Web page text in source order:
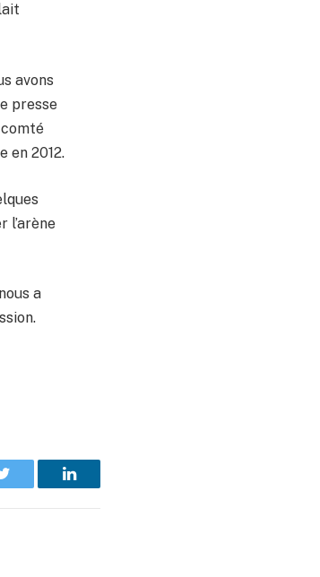
avons
presse
en 2012.
l’arène
a
Twitter LinkedIn